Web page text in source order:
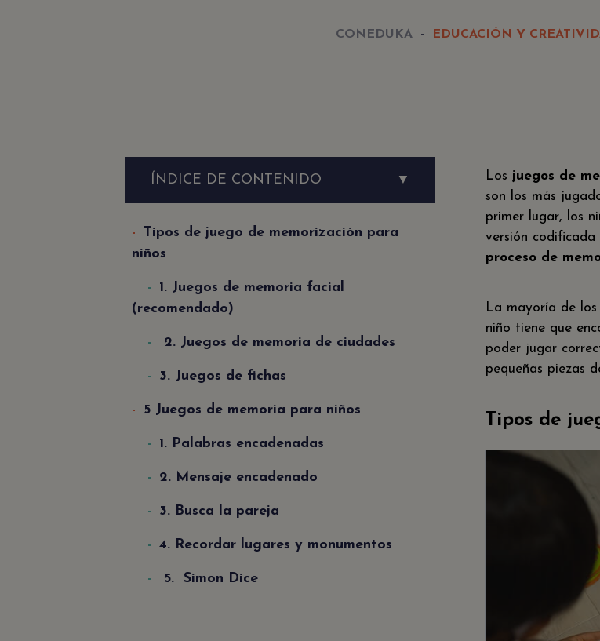
CONEDUKA EDUCACIÓN Y
ÍNDICE DE CONTENIDO ▼
Tipos de juego de memorización para
niños
1. Juegos de memoria facial
(recomendado)
2. Juegos de memoria de ciudades
3. Juegos de fichas
5 Juegos de memoria para niños
1. Palabras encadenadas
2. Mensaje encadenado
3. Busca la pareja
4. Recordar lugares y monumentos
5. Simon Dice
Los juegos de
son los más
primer lugar, los
versión
proceso de
La mayoría de los
niño tiene que
poder jugar
pequeñas piezas
Tipos de